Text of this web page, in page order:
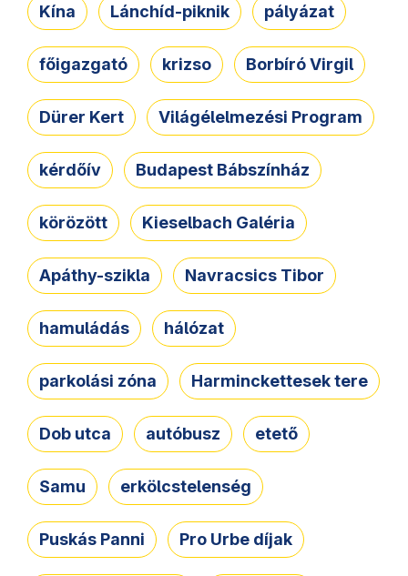
Kína Lánchíd-piknik pályázat
főigazgató krizso Borbíró Virgil
Dürer Kert Világélelmezési Program
kérdőív Budapest Bábszínház
körözött Kieselbach Galéria
Apáthy-szikla Navracsics Tibor
hamuládás hálózat
parkolási zóna Harminckettesek tere
Dob utca autóbusz etető
Samu erkölcstelenség
Puskás Panni Pro Urbe díjak